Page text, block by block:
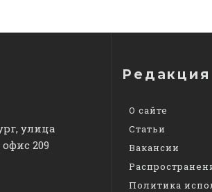
улица
209
Редакция
О сайте
Статьи
Вакансии
Политика